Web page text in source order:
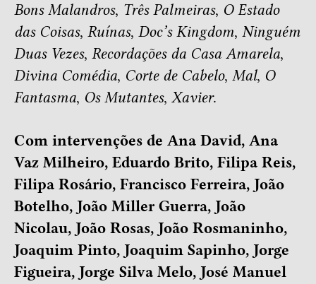
Bons Malandros, Três Palmeiras, O Estado
das Coisas, Ruínas, Doc’s Kingdom, Ninguém
Duas Vezes, Recordações da Casa Amarela,
Divina Comédia, Corte de Cabelo, Mal, O
Fantasma, Os Mutantes, Xavier.
Com intervenções de Ana David, Ana
Vaz Milheiro, Eduardo Brito, Filipa Reis,
Filipa Rosário, Francisco Ferreira, João
Botelho, João Miller Guerra, João
Nicolau, João Rosas, João Rosmaninho,
Joaquim Pinto, Joaquim Sapinho, Jorge
Figueira, Jorge Silva Melo, José Manuel